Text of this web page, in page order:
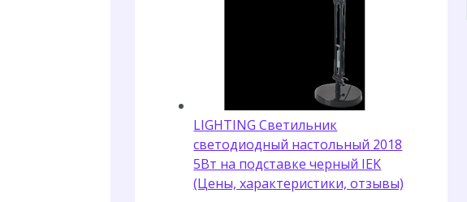
LIGHTING Светильник
светодиодный настольный 2018
5Вт на подставке черный IEK
(Цены, характеристики, отзывы)